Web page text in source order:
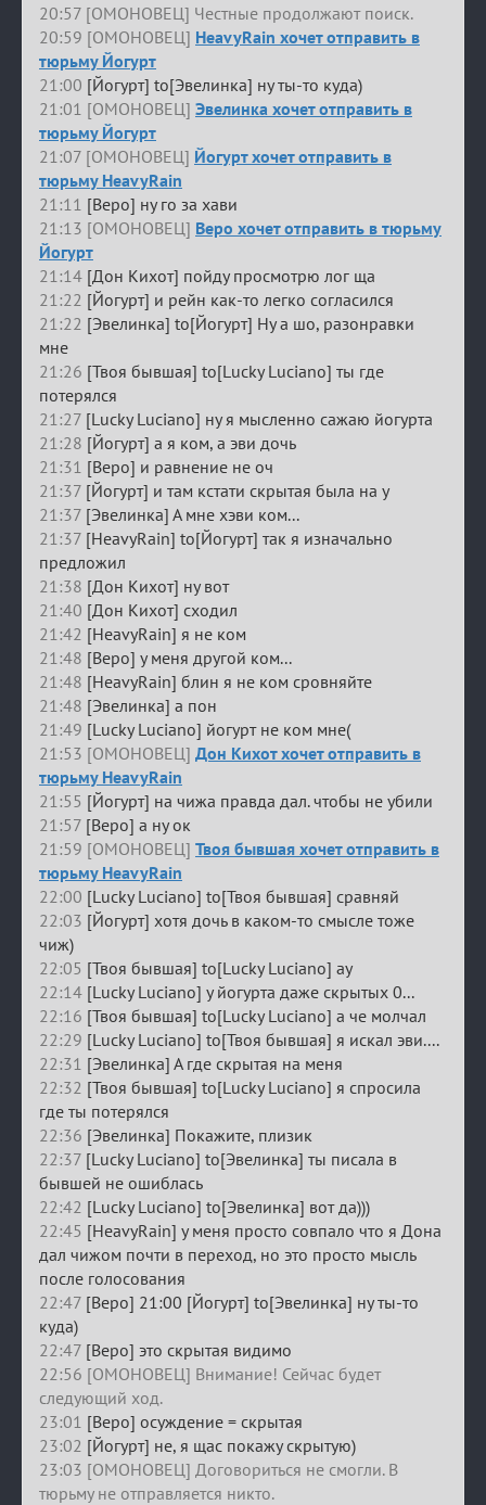
20:57 [ОМОНОВЕЦ] Честные продолжают поиск.
20:59 [ОМОНОВЕЦ] HeavyRain хочет отправить в
тюрьму Йогурт
21:00 [Йогурт] to[Эвелинка] ну ты-то куда)
21:01 [ОМОНОВЕЦ] Эвелинка хочет отправить в
тюрьму Йогурт
21:07 [ОМОНОВЕЦ] Йогурт хочет отправить в
тюрьму HeavyRain
21:11 [Веро] ну го за хави
21:13 [ОМОНОВЕЦ] Веро хочет отправить в тюрьму
Йогурт
21:14 [Дон Кихот] пойду просмотрю лог ща
21:22 [Йогурт] и рейн как-то легко согласился
21:22 [Эвелинка] to[Йогурт] Ну а шо, разонравки
мне
21:26 [Твоя бывшая] to[Lucky Luciano] ты где
потерялся
21:27 [Lucky Luciano] ну я мысленно сажаю йогурта
21:28 [Йогурт] а я ком, а эви дочь
21:31 [Веро] и равнение не оч
21:37 [Йогурт] и там кстати скрытая была на у
21:37 [Эвелинка] А мне хэви ком...
21:37 [HeavyRain] to[Йогурт] так я изначально
предложил
21:38 [Дон Кихот] ну вот
21:40 [Дон Кихот] сходил
21:42 [HeavyRain] я не ком
21:48 [Веро] у меня другой ком...
21:48 [HeavyRain] блин я не ком сровняйте
21:48 [Эвелинка] а пон
21:49 [Lucky Luciano] йогурт не ком мне(
21:53 [ОМОНОВЕЦ] Дон Кихот хочет отправить в
тюрьму HeavyRain
21:55 [Йогурт] на чижа правда дал. чтобы не убили
21:57 [Веро] а ну ок
21:59 [ОМОНОВЕЦ] Твоя бывшая хочет отправить в
тюрьму HeavyRain
22:00 [Lucky Luciano] to[Твоя бывшая] сравняй
22:03 [Йогурт] хотя дочь в каком-то смысле тоже
чиж)
22:05 [Твоя бывшая] to[Lucky Luciano] ау
22:14 [Lucky Luciano] у йогурта даже скрытых 0...
22:16 [Твоя бывшая] to[Lucky Luciano] а че молчал
22:29 [Lucky Luciano] to[Твоя бывшая] я искал эви....
22:31 [Эвелинка] А где скрытая на меня
22:32 [Твоя бывшая] to[Lucky Luciano] я спросила
где ты потерялся
22:36 [Эвелинка] Покажите, плизик
22:37 [Lucky Luciano] to[Эвелинка] ты писала в
бывшей не ошиблась
22:42 [Lucky Luciano] to[Эвелинка] вот да)))
22:45 [HeavyRain] у меня просто совпало что я Дона
дал чижом почти в переход, но это просто мысль
после голосования
22:47 [Веро] 21:00 [Йогурт] to[Эвелинка] ну ты-то
куда)
22:47 [Веро] это скрытая видимо
22:56 [ОМОНОВЕЦ] Внимание! Сейчас будет
следующий ход.
23:01 [Веро] осуждение = скрытая
23:02 [Йогурт] не, я щас покажу скрытую)
23:03 [ОМОНОВЕЦ] Договориться не смогли. В
тюрьму не отправляется никто.